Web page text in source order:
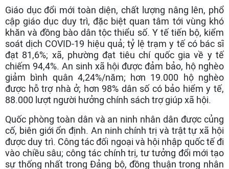
Giáo dục đổi mới toàn diện, chất lượng nâng lên, phổ
cập giáo dục duy trì, đặc biệt quan tâm tới vùng khó
khăn và đồng bào dân tộc thiểu số. Y tế tiến bộ, kiểm
soát dịch COVID-19 hiệu quả; tỷ lệ trạm y tế có bác sĩ
đạt 81,6%; xã, phường đạt tiêu chí quốc gia về y tế
chiếm 94,4%. An sinh xã hội được đảm bảo, hộ nghèo
giảm bình quân 4,24%/năm; hơn 19.000 hộ nghèo
được hỗ trợ nhà ở; hơn 98% dân số có bảo hiểm y tế,
88.000 lượt người hưởng chính sách trợ giúp xã hội.
Quốc phòng toàn dân và an ninh nhân dân được củng
cố, biên giới ổn định. An ninh chính trị và trật tự xã hội
được duy trì. Công tác đối ngoại và hội nhập quốc tế đi
vào chiều sâu; công tác chính trị, tư tưởng đổi mới tạo
sự thống nhất trong Đảng bộ, đồng thuận trong nhân